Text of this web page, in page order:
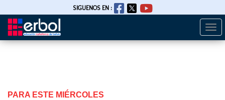
Pasar
SIGUENOS EN :
PARA ESTE MIÉRCOLES